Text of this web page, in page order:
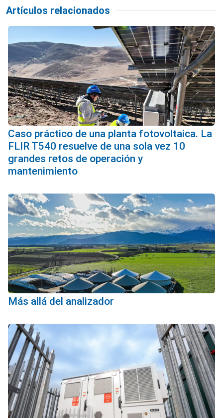
Artículos relacionados
Caso práctico de una planta fotovoltaica. La
FLIR T540 resuelve de una sola vez 10
grandes retos de operación y
mantenimiento
Más allá del analizador